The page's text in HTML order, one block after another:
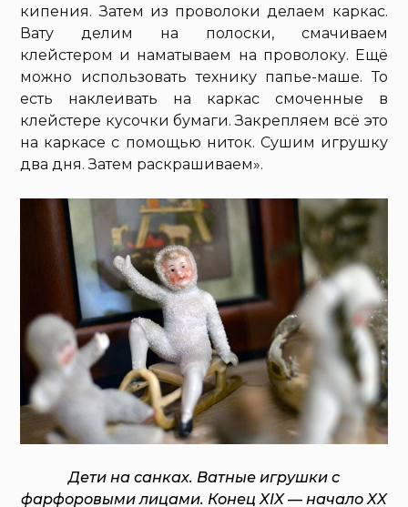
кипения. Затем из проволоки делаем каркас.
Вату делим на полоски, смачиваем
клейстером и наматываем на проволоку. Ещё
можно использовать технику папье-маше. То
есть наклеивать на каркас смоченные в
клейстере кусочки бумаги. Закрепляем всё это
на каркасе с помощью ниток. Сушим игрушку
два дня. Затем раскрашиваем».
Дети на санках. Ватные игрушки с
фарфоровыми лицами. Конец XIX — начало XX